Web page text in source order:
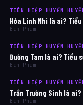
TIÊN HIỆP HUYỀN
Hỏa Linh Nhi là ai?
Ban Pham
TIÊN HIỆP HUYỀN
Đường Tam là ai? Tiểu
Ban Pham
TIÊN HIỆP HUYỀN
Trần Trường Sinh là
Ban Pham